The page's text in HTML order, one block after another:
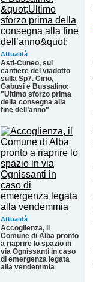
Attualità
Asti-Cuneo, sul
cantiere del viadotto
sulla Sp7. Cirio,
Gabusi e Bussalino:
"Ultimo sforzo prima
della consegna alla
fine dell’anno"
Attualità
Accoglienza, il
Comune di Alba pronto
a riaprire lo spazio in
via Ognissanti in caso
di emergenza legata
alla vendemmia